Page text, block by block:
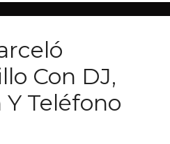
Con DJ,
Teléfono